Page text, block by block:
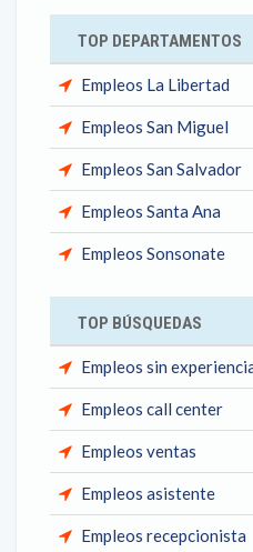
TOP DEPARTAMENTOS
Empleos La Libertad
Empleos San Miguel
Empleos San Salvador
Empleos Santa Ana
Empleos Sonsonate
TOP BÚSQUEDAS
Empleos sin
Empleos call center
Empleos ventas
Empleos asistente
Empleos recepcionista